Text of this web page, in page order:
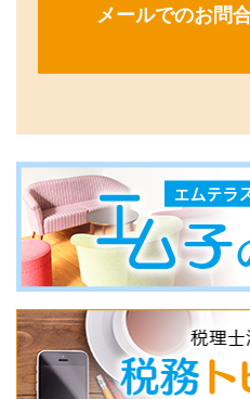
メールでのお問